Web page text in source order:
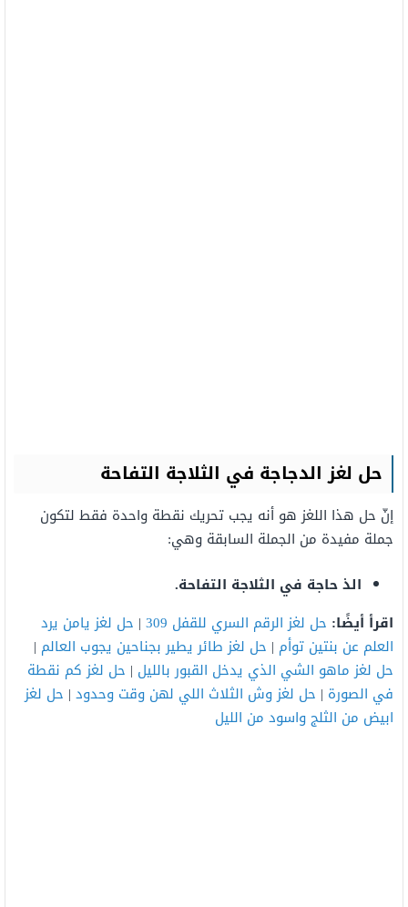
حل لغز الدجاجة في الثلاجة التفاحة
إنّ حل هذا اللغز هو أنه يجب تحريك نقطة واحدة فقط لتكون
جملة مفيدة من الجملة السابقة وهي:
الذ حاجة في الثلاجة التفاحة.
اقرأ أيضًا: حل لغز الرقم السري للقفل 309 | حل لغز يامن يرد
العلم عن بنتين توأم | حل لغز طائر يطير بجناحين يجوب العالم |
حل لغز ماهو الشي الذي يدخل القبور بالليل | حل لغز كم نقطة
في الصورة | حل لغز وش الثلاث اللي لهن وقت وحدود | حل لغز
ابيض من الثلج واسود من الليل